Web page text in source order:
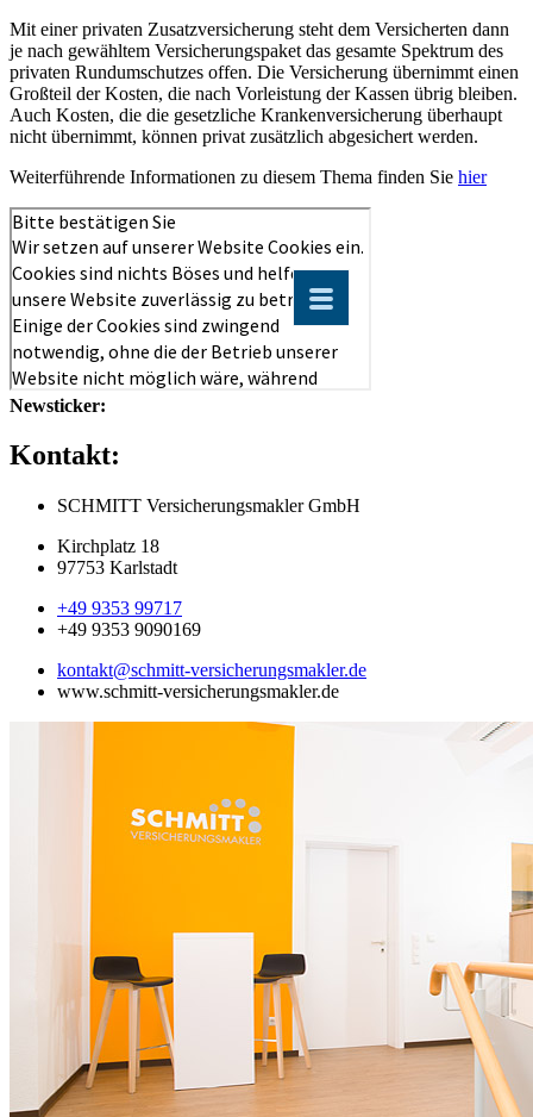
Mit einer privaten Zusatzversicherung steht dem Versicherten dann
je nach gewähltem Versicherungspaket das gesamte Spektrum des
privaten Rundumschutzes offen. Die Versicherung übernimmt einen
Großteil der Kosten, die nach Vorleistung der Kassen übrig bleiben.
Auch Kosten, die die gesetzliche Krankenversicherung überhaupt
nicht übernimmt, können privat zusätzlich abgesichert werden.
Weiterführende Informationen zu diesem Thema finden Sie hier
Newsticker:
Kontakt:
SCHMITT Versicherungsmakler GmbH
Kirchplatz 18
97753 Karlstadt
+49 9353 99717
+49 9353 9090169
kontakt@schmitt-versicherungsmakler.de
www.schmitt-versicherungsmakler.de